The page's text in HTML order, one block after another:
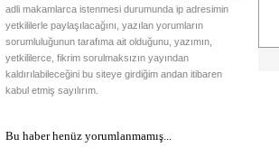
adli makamlarca istenmesi durumunda ip adresimin
yetkililerle paylaşılacağını, yazılan yorumların
sorumluluğunun tarafıma ait olduğunu, yazımın,
yetkililerce, fikrim sorulmaksızın yayından
kaldırılabileceğini bu siteye girdiğim andan itibaren
kabul etmiş sayılırım.
Bu haber henüz yorumlanmamış...